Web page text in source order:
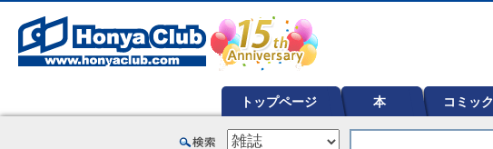
トップページ 本 コミック